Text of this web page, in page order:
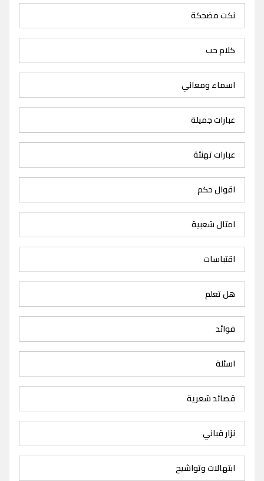
نكت مضحكة
كلام حب
اسماء ومعاني
عبارات جميلة
عبارات تهنئة
اقوال حكم
امثال شعبية
اقتباسات
هل تعلم
فوائد
اسئلة
قصائد شعرية
نزار قباني
ابتهالات وتواشيح